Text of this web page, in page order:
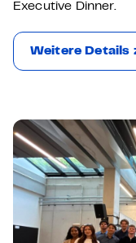
Executive Dinner.
Weitere Details